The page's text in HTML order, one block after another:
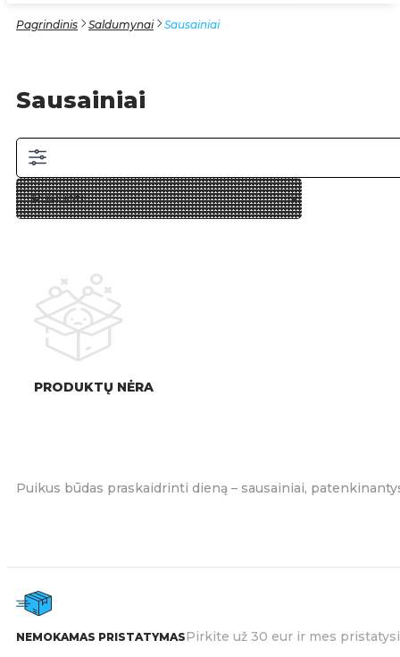
Pagrindinis Saldumynai Sausainiai
Sausainiai
PRODUKTŲ NĖRA
Puikus būdas praskaidrinti dieną – sausainiai,
NEMOKAMAS PRISTATYMASPirkite už 30 eur ir mes